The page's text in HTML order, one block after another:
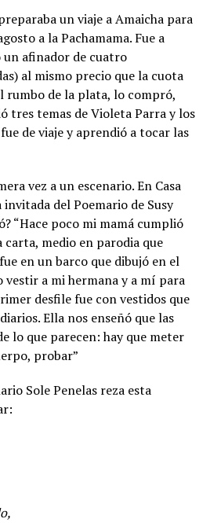
un viaje a Amaicha para
a la Pachamama. Fue a
afinador de cuatro
al mismo precio que la cuota
rumbo de la plata, lo compró,
tres temas de Violeta Parra y los
de viaje y aprendió a tocar las
vez a un escenario. En Casa
del Poemario de Susy
“Hace poco mi mamá cumplió
carta, medio en parodia que
en un barco que dibujó en el
vestir a mi hermana y a mí para
desfile fue con vestidos que
Ella nos enseñó que las
lo que parecen: hay que meter
probar”
Sole Penelas reza esta